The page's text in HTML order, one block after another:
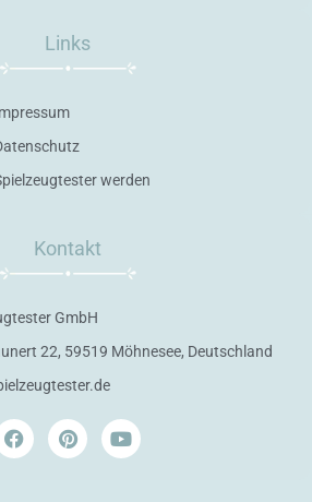
Links
werden
Kontakt
GmbH
22, 59519 Möhnesee, Deutschland
F
a
P
i
Y
o